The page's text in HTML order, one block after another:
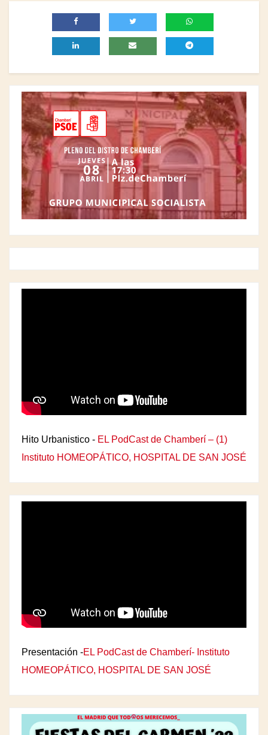
Hito Urbanistico - EL PodCast de Chamberí – (1)
Instituto HOMEOPÁTICO, HOSPITAL DE SAN JOSÉ
Presentación -EL PodCast de Chamberí- Instituto
HOMEOPÁTICO, HOSPITAL DE SAN JOSÉ